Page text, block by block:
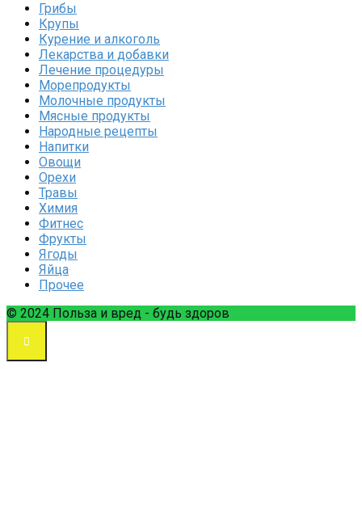
Грибы
Крупы
Курение и алкоголь
Лекарства и добавки
Лечение процедуры
Морепродукты
Молочные продукты
Мясные продукты
Народные рецепты
Напитки
Овощи
Орехи
Травы
Химия
Фитнес
Фрукты
Ягоды
Яйца
Прочее
© 2024 Польза и вред - будь здоров